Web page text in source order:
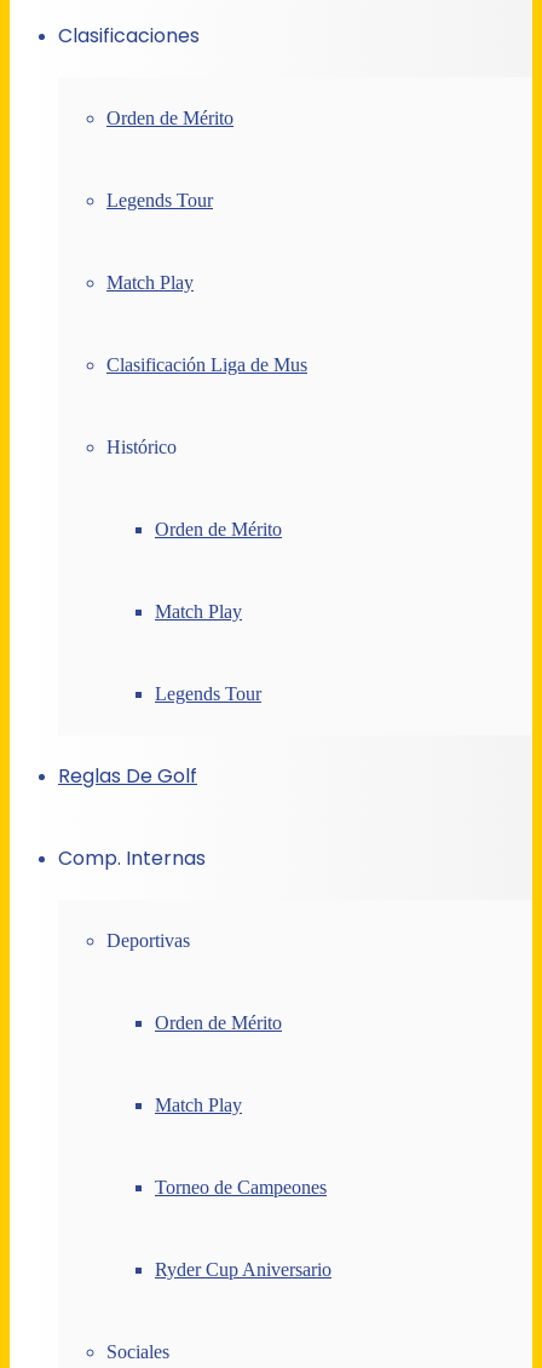
Clasificaciones
Orden de Mérito
Legends Tour
Match Play
Clasificación Liga de Mus
Histórico
Orden de Mérito
Match Play
Legends Tour
Reglas De Golf
Comp. Internas
Deportivas
Orden de Mérito
Match Play
Torneo de Campeones
Ryder Cup Aniversario
Sociales